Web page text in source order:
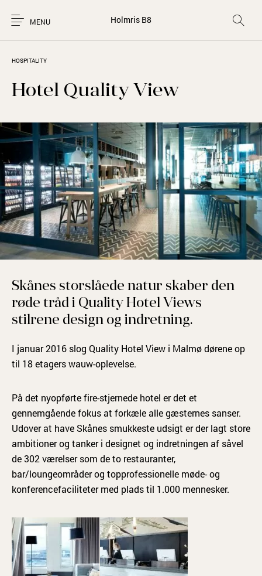
MENU Holmris B8
HOSPITALITY
Hotel Quality View
Skånes storslåede natur skaber den
røde tråd i Quality Hotel Views
stilrene design og indretning.
I januar 2016 slog Quality Hotel View i Malmø dørene op
til 18 etagers wauw-oplevelse.
På det nyopførte fire-stjernede hotel er det et
gennemgående fokus at forkæle alle gæsternes sanser.
Udover at have Skånes smukkeste udsigt er der lagt store
ambitioner og tanker i designet og indretningen af såvel
de 302 værelser som de to restauranter,
bar/loungeområder og topprofessionelle møde- og
konferencefaciliteter med plads til 1.000 mennesker.